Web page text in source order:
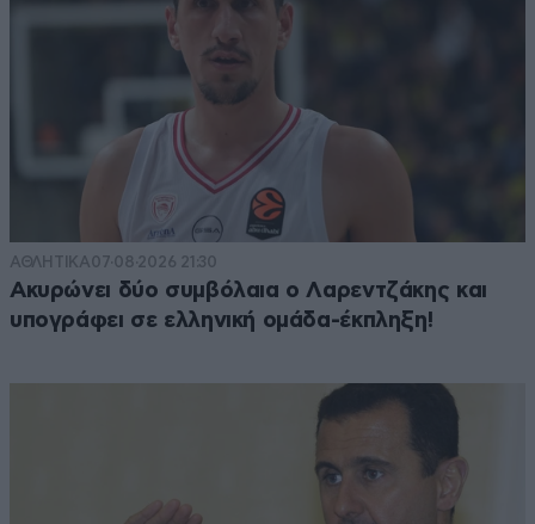
ΑΘΛΗΤΙΚΑ07·08·2026 21:30
Ακυρώνει δύο συμβόλαια ο Λαρεντζάκης και
υπογράφει σε ελληνική ομάδα-έκπληξη!